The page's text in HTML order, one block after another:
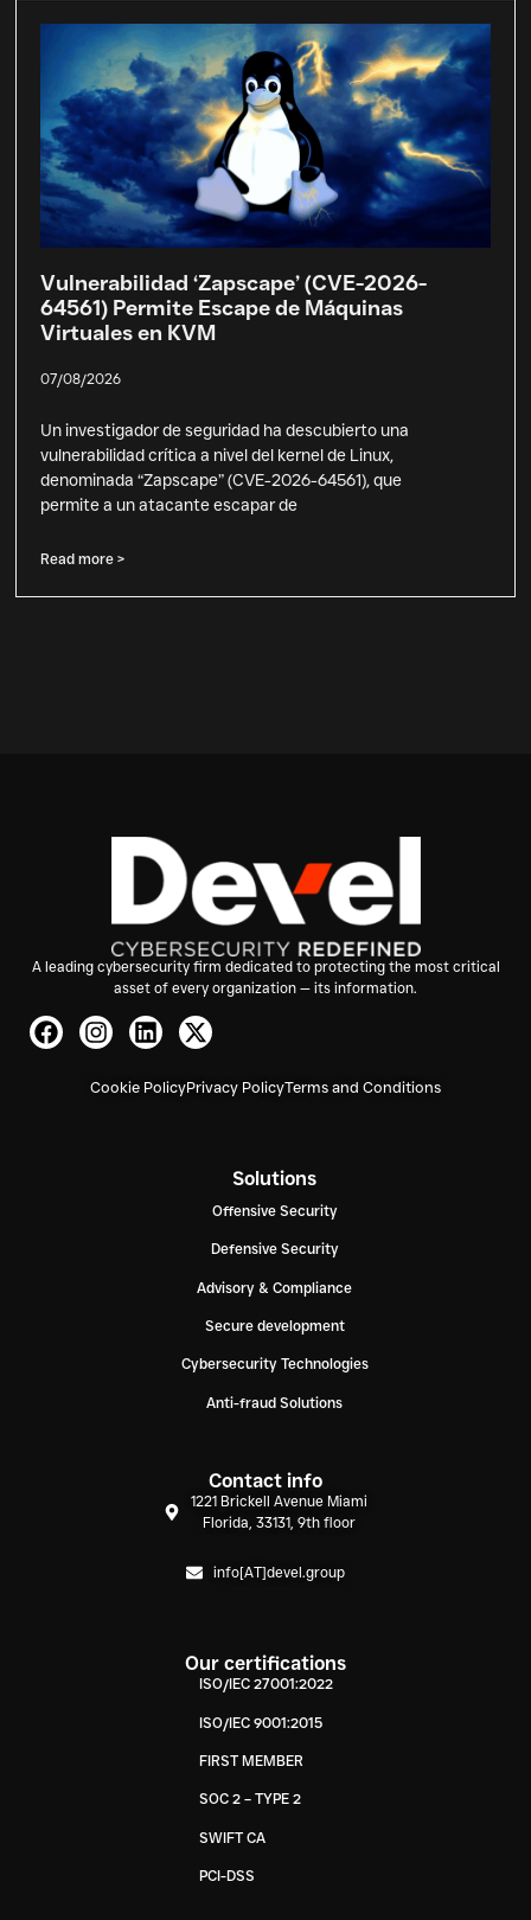
Vulnerabilidad ‘Zapscape’ (CVE-2026-
64561) Permite Escape de Máquinas
Virtuales en KVM
07/08/2026
Un investigador de seguridad ha descubierto una
vulnerabilidad crítica a nivel del kernel de Linux,
denominada “Zapscape” (CVE-2026-64561), que
permite a un atacante escapar de
Read more >
A leading cybersecurity firm dedicated to protecting the most critical
asset of every organization — its information.
Cookie PolicyPrivacy PolicyTerms and Conditions
Solutions
Offensive Security
Defensive Security
Advisory & Compliance
Secure development
Cybersecurity Technologies
Anti-fraud Solutions
Contact info
1221 Brickell Avenue Miami
Florida, 33131, 9th floor
info[AT]devel.group
Our certifications
ISO/IEC 27001:2022
ISO/IEC 9001:2015
FIRST MEMBER
SOC 2 – TYPE 2
SWIFT CA
PCI-DSS